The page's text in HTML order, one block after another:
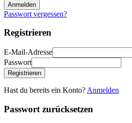
Anmelden
Passwort vergessen?
Registrieren
E-Mail-Adresse
Passwort
Registrieren
Hast du bereits ein Konto? Anmelden
Passwort zurücksetzen